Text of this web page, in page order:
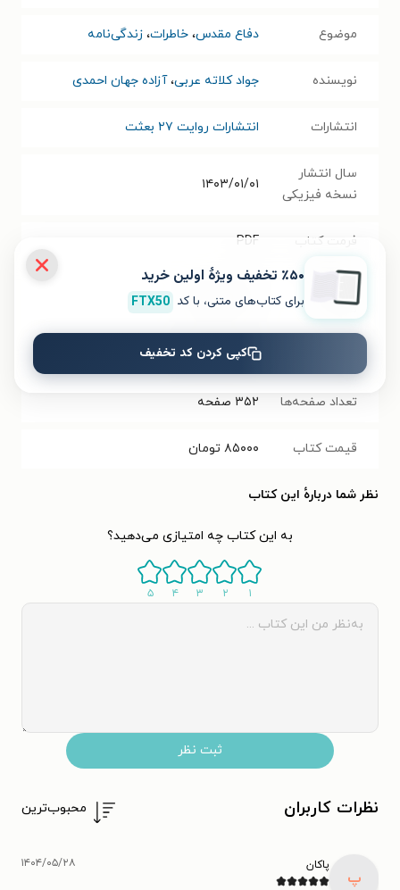
موضوع دفاع مقدس، خاطرات، زندگی‌نامه
نویسنده جواد کلاته عربی،آزاده جهان احمدی
انتشارات انتشارات روایت ۲۷ بعثت
سال انتشار
نسخه فیزیکی
۱۴۰۳/۰۱/۰۱
فرمت کتاب PDF
کتاب
۴۱.۷۸ مگابایت
۹۷۸۶۲۲۴۸۱۷۱۶۷
تعداد صفحه‌ها ۳۵۲ صفحه
قیمت کتاب ۸۵۰۰۰ تومان
نظر شما دربارهٔ این کتاب
به این کتاب چه امتیازی می‌دهید؟
۱ ۲ ۳ ۴ ۵
ثبت نظر
نظرات کاربران محبوب‌ترین
پ
پاکان ۱۴۰۴/۰۵/۲۸
٪۵۰ تخفیف ویژۀ اولین خرید
برای کتاب‌های متنی، با کد FTX50
کپی کردن کد تخفیف